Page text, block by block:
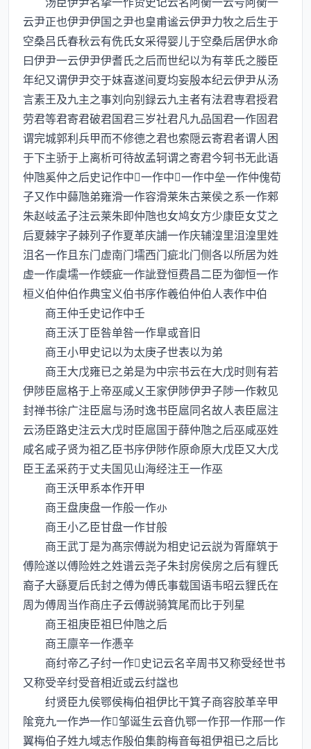
云尹正也伊尹伊国之尹也皇甫谧云伊尹力牧之后生于
空桑吕氏春秋云有侁氏女采得婴儿于空桑后居伊水命
曰伊尹一云伊尹伊耆氏之后而世纪以为有莘氏之媵臣
年纪又谓伊尹交于妺喜遂间夏均妄殷本纪云伊尹从汤
言素王及九主之事刘向别録云九主者有法君専君授君
劳君等君寄君破君国君三岁社君凡九品国君一作固君
谓完城郭利兵甲而不修德之君也索隠云寄君者谓人困
于下主骄于上离析可待故孟轲谓之寄君今轲书无此语
仲虺奚仲之后史记作中一作中一作中垒一作仲傀荀
子又作中蘬虺弟雍滑一作容滑莱朱古莱侯之系一作郲
朱赵岐孟子注云莱朱即仲虺也女鸠女方少康臣女艾之
后夏棘字子棘列子作夏革庆誧一作庆辅湟里沮湟里姓
沮名一作且东门虚南门壖西门疵北门侧各以所居为姓
虚一作虞壖一作蝡疵一作訿登恒费昌二臣为御恒一作
桓义伯仲伯作典宝义伯书序作羲伯仲伯人表作中伯
商王仲壬史记作中壬
商王沃丁臣咎单咎一作臯或音旧
商王小甲史记以为太庚子世表以为弟
商王大戊雍已之弟是为中宗书云在大戊时则有若
伊陟臣扈格于上帝巫咸乂王家伊陟伊尹子陟一作敕见
封禅书徐广注臣扈与汤时逸书臣扈同名故人表臣扈注
云汤臣路史注云大戊时臣扈国于薛仲虺之后巫咸巫姓
咸名咸子贤为祖乙臣书序伊陟作原命原大戊臣又大戊
臣王孟采药于丈夫国见山海经注王一作巫
商王沃甲系本作开甲
商王盘庚盘一作般一作
商王小乙臣甘盘一作甘般
商王武丁是为髙宗傅説为相史记云説为胥靡筑于
傅险遂以傅险姓之姓谱云尧子朱封房侯房之后有貍氏
裔子大繇夏后氏封之傅为傅氏事载国语韦昭云貍氏在
周为傅周当作商庄子云傅説骑箕尾而比于列星
商王祖庚臣祖巳仲虺之后
商王廪辛一作慿辛
商纣帝乙子纣一作史记云名辛周书又称受经世书
又称受辛纣受音相近或云纣諡也
纣贤臣九侯鄂侯梅伯祖伊比干箕子商容胶革辛甲
隂竞九一作一作邹诞生云音仇鄂一作邘一作邢一作
翼梅伯子姓九域志作殷伯集韵梅音每祖伊祖已之后比